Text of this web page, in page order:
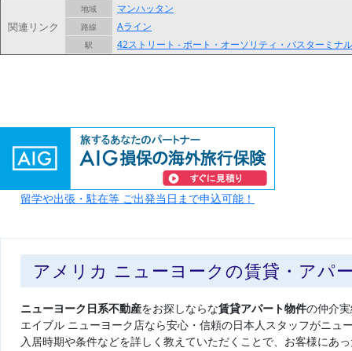
関連リンク
地域 マンハッタン
路線 Aライン
駅 42ストリート - ポート・オーソリティ・バスターミナル
留学や出張・駐在等 ご出発当日まで申込可能！
アメリカ ニューヨークの賃貸・アパ
ニューヨーク日系不動産をお探しならな賃貸アパート物件の仲介
エイブル ニューヨーク店なら安心・信頼の日本人スタッフがニュ
入居時期や条件などを詳しく教えていただくことで、お客様にあ